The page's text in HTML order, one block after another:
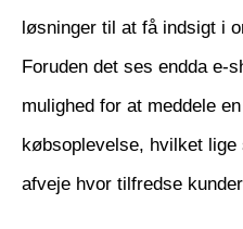
løsninger til at få indsigt i
Foruden det ses endda e-
mulighed for at meddele
købsoplevelse, hvilket
afveje hvor tilfredse